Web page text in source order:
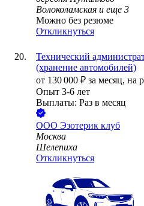
Волоколамская и еще 3
Можно без резюме
Откликнуться
Технический
(хранение автомобилей)
от 130 000 ₽ за месяц, на
Опыт 3-6 лет
Выплаты: Раз в месяц
ООО Эзотерик клуб
Москва
Шелепиха
Откликнуться